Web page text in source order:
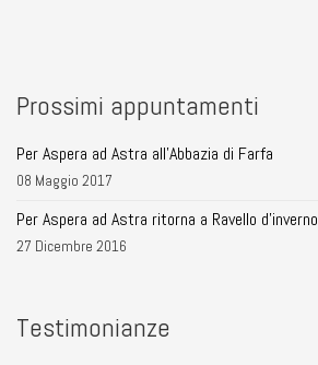
Prossimi appuntamenti
Per Aspera ad Astra all'Abbazia di Farfa
08 Maggio 2017
Per Aspera ad Astra ritorna a Ravello d'inverno
27 Dicembre 2016
Testimonianze